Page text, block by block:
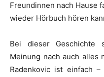
Freundinnen nach Hause
wieder Hörbuch hören
Bei dieser
Meinung nach auch alles
Radenkovic ist einfach